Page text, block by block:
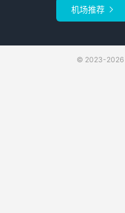
机场推荐 
© 2023-2026